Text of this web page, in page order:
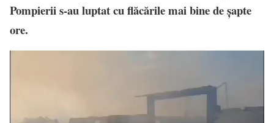
Pompierii s-au luptat cu flăcările mai bine de șapte
ore.